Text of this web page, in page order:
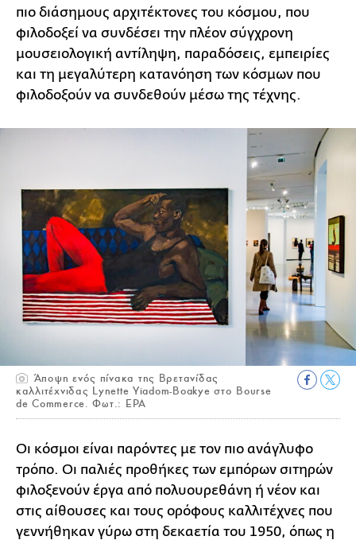
πιο διάσημους αρχιτέκτονες του κόσμου, που
φιλοδοξεί να συνδέσει την πλέον σύγχρονη
μουσειολογική αντίληψη, παραδόσεις, εμπειρίες
και τη μεγαλύτερη κατανόηση των κόσμων που
φιλοδοξούν να συνδεθούν μέσω της τέχνης.
Άποψη ενός πίνακα της Βρετανίδας
καλλιτέχνιδας Lynette Yiadom-Boakye στο Bourse
de Commerce. Φωτ.: ΕΡΑ
Οι κόσμοι είναι παρόντες με τον πιο ανάγλυφο
τρόπο. Οι παλιές προθήκες των εμπόρων σιτηρών
φιλοξενούν έργα από πολυουρεθάνη ή νέον και
στις αίθουσες και τους ορόφους καλλιτέχνες που
γεννήθηκαν γύρω στη δεκαετία του 1950, όπως η